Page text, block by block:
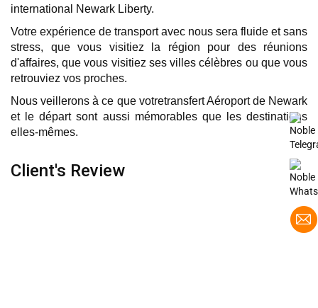
international Newark Liberty.
Votre expérience de transport avec nous sera fluide et sans
stress, que vous visitiez la région pour des réunions
d'affaires, que vous visitiez ses villes célèbres ou que vous
retrouviez vos proches.
Nous veillerons à ce que votretransfert Aéroport de Newark
et le départ sont aussi mémorables que les destinations
elles-mêmes.
Client's Review